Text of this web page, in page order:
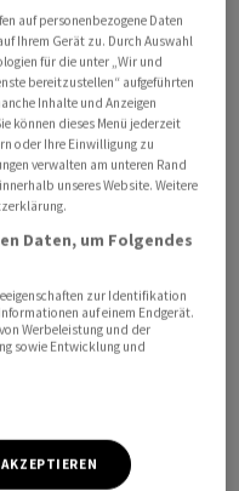
Tim Höfinghoff
Invest-Expertin
Velomarkt. Das
viele Kunden
Bedarfs längere
weiter? Wird der
Velo-Aktien gibt es,
können, um
ist etwa der
Gruppe aus den
auf personenbezogene Daten
Ihrem Gerät zu. Durch Auswahl
für die unter „Wir und
bereitzustellen“ aufgeführten
Inhalte und Anzeigen
können dieses Menü jederzeit
oder Ihre Einwilligung zu
verwalten am unteren Rand
unseres Website. Weitere
Daten, um Folgendes
zur Identifikation
auf einem Endgerät.
Werbeleistung und der
sowie Entwicklung und
AKZEPTIEREN